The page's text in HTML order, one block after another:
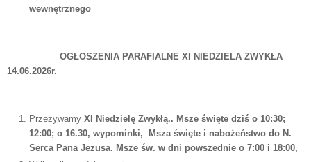
wewnętrznego
OGŁOSZENIA PARAFIALNE XI NIEDZIELA ZWYKŁA
14.06.2026r.
Przeżywamy XI Niedzielę Zwykłą.. Msze święte dziś o 10:30;
12:00; o 16.30, wypominki, Msza święte i nabożeństwo do N.
Serca Pana Jezusa. Msze św. w dni powszednie o 7:00 i 18:00,